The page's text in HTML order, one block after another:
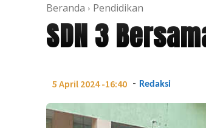
Beranda Pendidikan
SDN 3
5 April 2024 -16:40 - Redaksi